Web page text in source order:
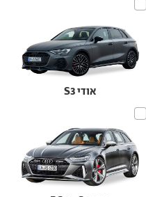
אודי S3